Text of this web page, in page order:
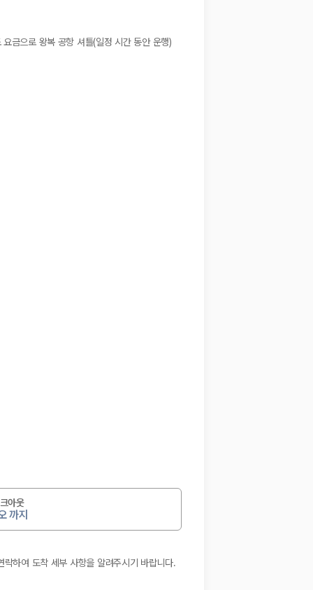
금으로 왕복 공항 셔틀(일정 시간 동안 운행)
아웃
까지
하여 도착 세부 사항을 알려주시기 바랍니다.